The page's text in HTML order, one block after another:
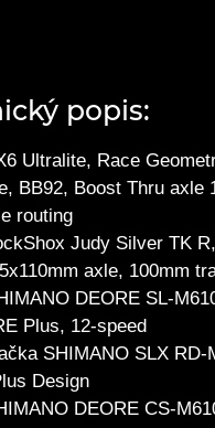
popis:
Ultralite, Race
BB92, Boost Thru axle
routing
Judy Silver TK
axle, 100mm
DEORE SL-
Plus, 12-speed
SHIMANO SLX RD-
Design
DEORE CS-